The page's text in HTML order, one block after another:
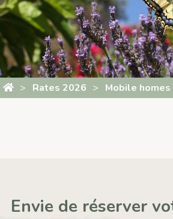
Rates 2026 Mobile homes
Envie de réserver